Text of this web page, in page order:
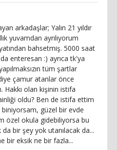
arkadaşlar; Yalın 21 yıldır
yuvamdan ayrılıyorum
bahsetmiş. 5000 saat
enteresan :) ayrıca tk'ya
tüm şartlar
çamur atanlar önce
Hakkı olan kişinin istifa
oldu? Ben de istifa ettim
güzel bir evde
özel okula gidebiliyorsa bu
bir şey yok utanılacak da...
bir eksik ne bir fazla...